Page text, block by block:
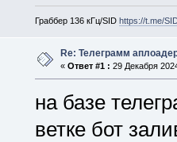
Граббер 136 кГц/SID https://t.me/
Re: Телеграмм
« Ответ #1 : 29 Декабря
на базе
ветке бот